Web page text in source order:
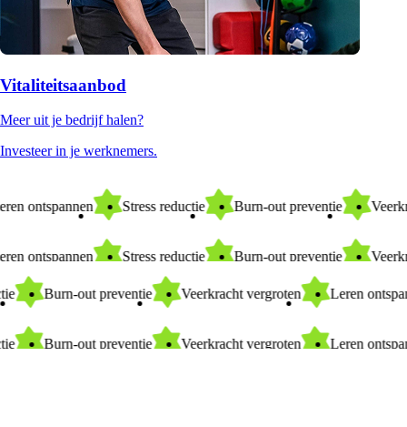
Vitaliteitsaanbod
Meer uit je bedrijf halen?
Investeer in je werknemers.
Leren ontspannen Stress reductie Burn-out preventie
Leren ontspannen Stress reductie Burn-out preventie
Burn-out preventie Veerkracht vergroten Leren
Burn-out preventie Veerkracht vergroten Leren